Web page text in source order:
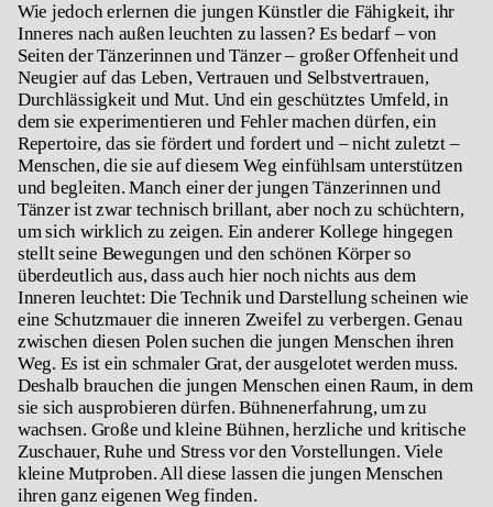
Wie jedoch erlernen die jungen Künstler die Fähigkeit, ihr
Inneres nach außen leuchten zu lassen? Es bedarf – von
Seiten der Tänzerinnen und Tänzer – großer Offenheit und
Neugier auf das Leben, Vertrauen und Selbstvertrauen,
Durchlässigkeit und Mut. Und ein geschütztes Umfeld, in
dem sie experimentieren und Fehler machen dürfen, ein
Repertoire, das sie fördert und fordert und – nicht zuletzt –
Menschen, die sie auf diesem Weg einfühlsam unterstützen
und begleiten. Manch einer der jungen Tänzerinnen und
Tänzer ist zwar technisch brillant, aber noch zu schüchtern,
um sich wirklich zu zeigen. Ein anderer Kollege hingegen
stellt seine Bewegungen und den schönen Körper so
überdeutlich aus, dass auch hier noch nichts aus dem
Inneren leuchtet: Die Technik und Darstellung scheinen wie
eine Schutzmauer die inneren Zweifel zu verbergen. Genau
zwischen diesen Polen suchen die jungen Menschen ihren
Weg. Es ist ein schmaler Grat, der ausgelotet werden muss.
Deshalb brauchen die jungen Menschen einen Raum, in dem
sie sich ausprobieren dürfen. Bühnenerfahrung, um zu
wachsen. Große und kleine Bühnen, herzliche und kritische
Zuschauer, Ruhe und Stress vor den Vorstellungen. Viele
kleine Mutproben. All diese lassen die jungen Menschen
ihren ganz eigenen Weg finden.